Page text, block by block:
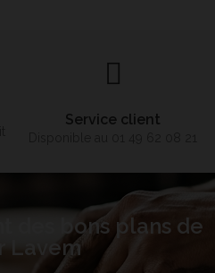
Service client
des bons plans de
Lavem